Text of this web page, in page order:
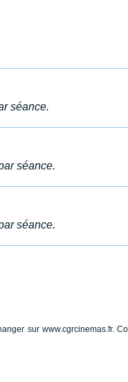
séance.
séance.
séance.
sur www.cgrcinemas.fr.